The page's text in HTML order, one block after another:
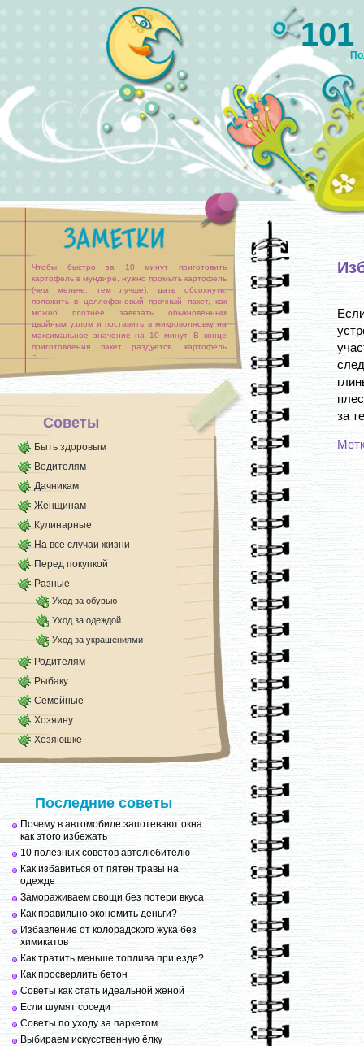
Чтобы быстро за 10 минут приготовить
картофель в мундире, нужно промыть картофель
(чем мельче, тем лучше), дать обсохнуть,
положить в целлофановый прочный пакет, как
можно плотнее завязать обыкновенным
двойным узлом и поставить в микроволновку на
максимальное значение на 10 минут. В конце
приготовления пакет раздуется, картофель
будет готов.
Советы
Быть здоровым
Водителям
Дачникам
Женщинам
Кулинарные
На все случаи жизни
Перед покупкой
Разные
Уход за обувью
Уход за одеждой
Уход за украшениями
Родителям
Рыбаку
Семейные
Хозяину
Хозяюшке
Последние советы
Почему в автомобиле запотевают окна:
как этого избежать
10 полезных советов автолюбителю
Как избавиться от пятен травы на
одежде
Замораживаем овощи без потери вкуса
Как правильно экономить деньги?
Избавление от колорадского жука без
химикатов
Как тратить меньше топлива при езде?
Как просверлить бетон
Советы как стать идеальной женой
Если шумят соседи
Советы по уходу за паркетом
Выбираем искусственную ёлку
за